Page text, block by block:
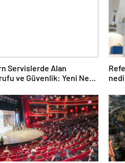
Servislerde Alan
ve Güvenlik: Yeni Nesil